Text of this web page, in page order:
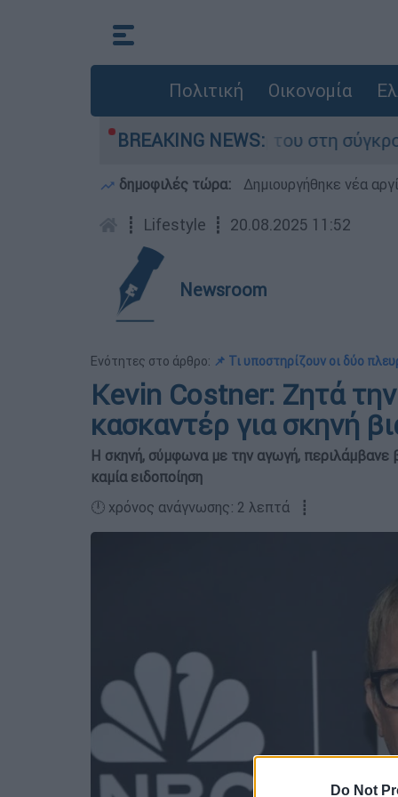
Do Not
Πολιτική Οικονομία
BREAKING NEWS:
που έχασε τη ζωή του στη σύγκρουση
δημοφιλές τώρα: Δημιουργήθηκε νέα
┋ Lifestyle ┋ 20.08.2025 11:52
Newsroom
Ενότητες στο άρθρο: 📌 Τι υποστηρίζουν οι δύο
Kevin Costner: Zητά
κασκαντέρ για σκηνή
Η σκηνή, σύμφωνα με την αγωγή, περιλάμβανε
καμία ειδοποίηση
🕛 χρόνος ανάγνωσης: 2 λεπτά ┋